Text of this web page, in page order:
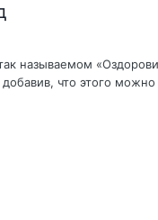
называемом
что этого